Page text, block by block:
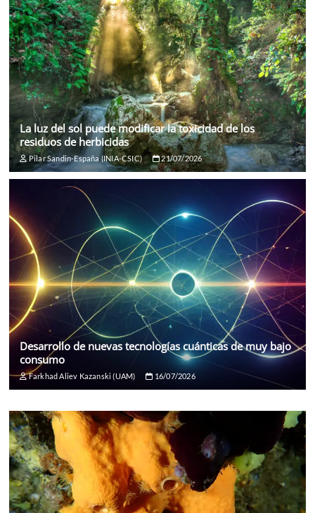
La luz del sol puede modificar la toxicidad de los
residuos de herbicidas
Pilar Sandin-España (INIA-CSIC) 21/07/2026
Desarrollo de nuevas tecnologías cuánticas de muy bajo
consumo
Farkhad Aliev Kazanski (UAM) 16/07/2026